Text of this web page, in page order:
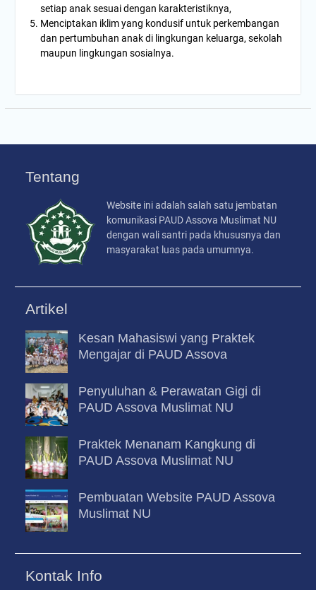
setiap anak sesuai dengan karakteristiknya,
Menciptakan iklim yang kondusif untuk perkembangan
dan pertumbuhan anak di lingkungan keluarga, sekolah
maupun lingkungan sosialnya.
Tentang
Website ini adalah salah satu jembatan
komunikasi PAUD Assova Muslimat NU
dengan wali santri pada khususnya dan
masyarakat luas pada umumnya.
Artikel
Kesan Mahasiswi yang Praktek
Mengajar di PAUD Assova
Penyuluhan & Perawatan Gigi di
PAUD Assova Muslimat NU
Praktek Menanam Kangkung di
PAUD Assova Muslimat NU
Pembuatan Website PAUD Assova
Muslimat NU
Kontak Info